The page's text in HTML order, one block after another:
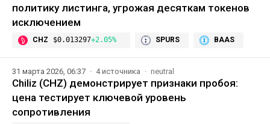
политику листинга, угрожая десяткам токенов
исключением
CHZ $0.013297+2.05% SPURS BAAS
31 марта 2026, 06:37 4 источника neutral
Chiliz (CHZ) демонстрирует признаки пробоя:
цена тестирует ключевой уровень
сопротивления